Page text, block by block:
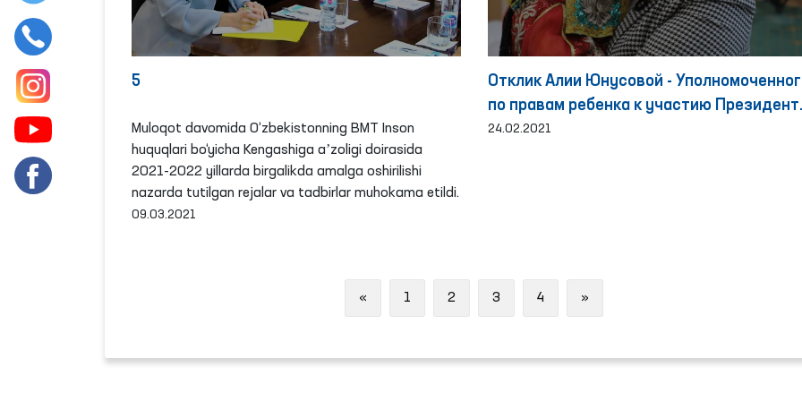
5
Muloqot davomida O‘zbekistonning BMT Inson
huquqlari bo‘yicha Kengashiga aʼzoligi doirasida
2021-2022 yillarda birgalikda amalga oshirilishi
nazarda tutilgan rejalar va tadbirlar muhokama etildi.
09.03.2021
Отклик Алии Юнусовой -
по правам ребенка к участию
на 46-й сессии Совета по правам
24.02.2021
« Previous
1 2 3 4 »